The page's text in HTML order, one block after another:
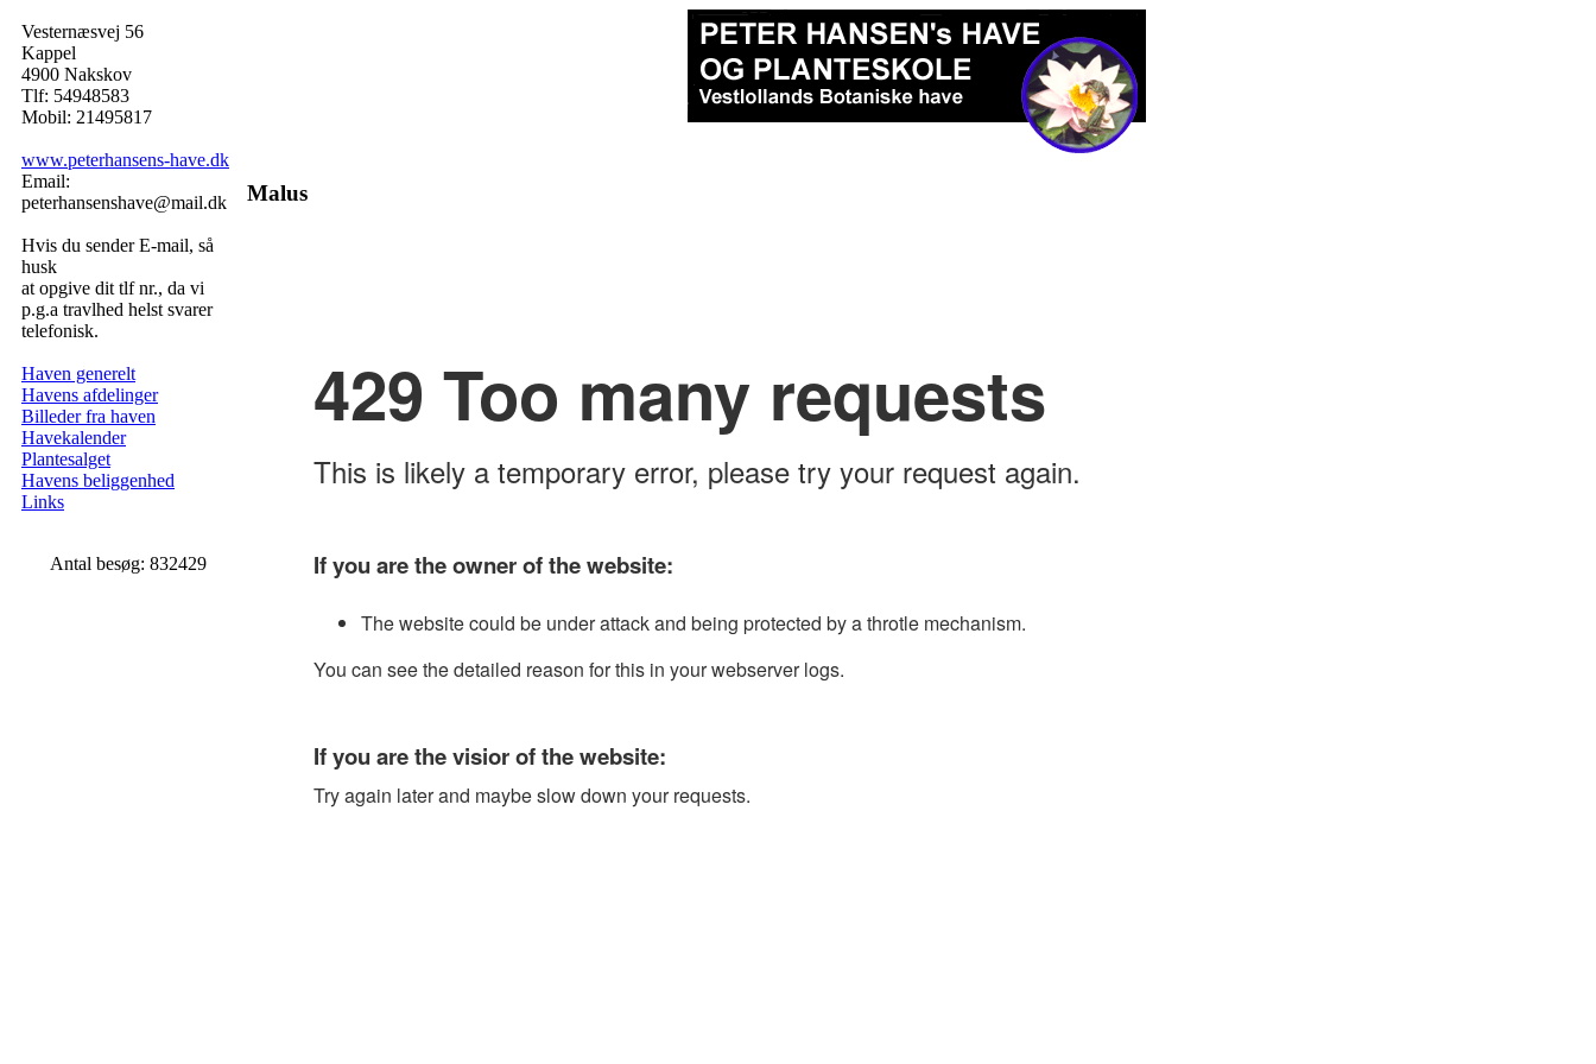
Vesternæsvej 56
Kappel
4900 Nakskov
Tlf: 54948583
Mobil: 21495817
www.peterhansens-have.dk
Email:
peterhansenshave@mail.dk
Hvis du sender E-mail, så
husk
at opgive dit tlf nr., da vi
p.g.a travlhed helst svarer
telefonisk.
Haven generelt
Havens afdelinger
Billeder fra haven
Havekalender
Plantesalget
Havens beliggenhed
Links
Antal besøg: 832429
Malus